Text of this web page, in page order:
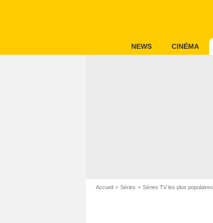
NEWS CINÉMA
Accueil Séries Séries TV les plus populaires